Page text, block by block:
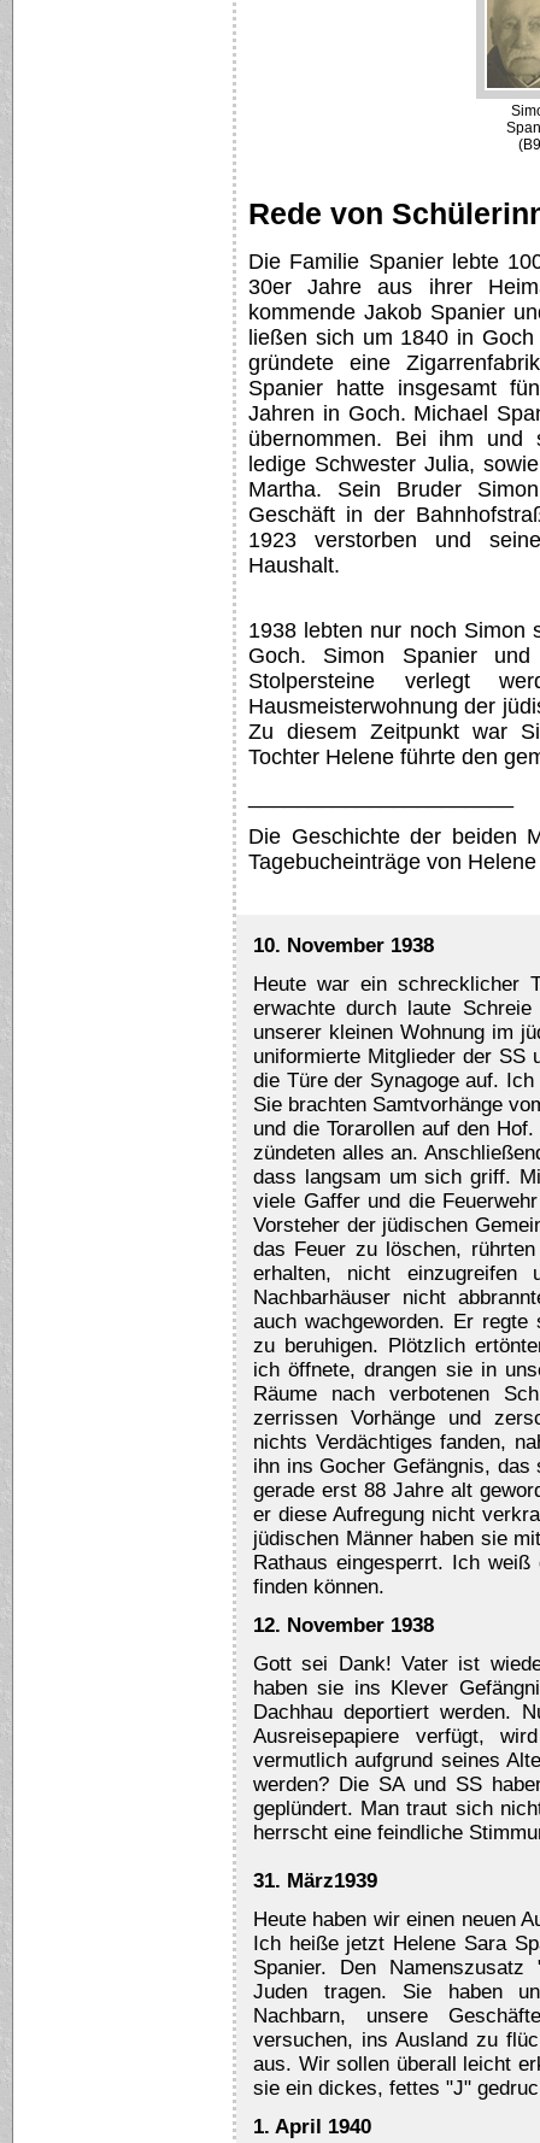
Rede von
Die Familie Spanier lebte
30er Jahre aus ihrer
kommende Jakob Spanier
ließen sich um 1840 in
gründete eine
Spanier hatte insgesamt
Jahren in Goch. Michael
übernommen. Bei ihm und
ledige Schwester Julia,
Martha. Sein Bruder
Geschäft in der
1923 verstorben und
Haushalt.
1938 lebten nur noch Simon
Goch. Simon Spanier
Stolpersteine verlegt
Hausmeisterwohnung der
Zu diesem Zeitpunkt war
Tochter Helene führte den
Die Geschichte der beiden
Tagebucheinträge von
10. November 1938
Heute war ein schrecklicher
erwachte durch laute
unserer kleinen Wohnung im
uniformierte Mitglieder der SS
die Türe der Synagoge auf.
Sie brachten Samtvorhänge
und die Torarollen auf den
zündeten alles an.
dass langsam um sich griff.
viele Gaffer und die
Vorsteher der jüdischen
das Feuer zu löschen,
erhalten, nicht
Nachbarhäuser nicht
auch wachgeworden. Er
zu beruhigen. Plötzlich
ich öffnete, drangen sie in
Räume nach verbotenen
zerrissen Vorhänge und
nichts Verdächtiges fanden,
ihn ins Gocher Gefängnis,
gerade erst 88 Jahre alt
er diese Aufregung nicht
jüdischen Männer haben sie
Rathaus eingesperrt. Ich
finden können.
12. November 1938
Gott sei Dank! Vater ist
haben sie ins Klever
Dachhau deportiert werden.
Ausreisepapiere verfügt,
vermutlich aufgrund seines
werden? Die SA und SS
geplündert. Man traut sich
herrscht eine feindliche
31. März1939
Heute haben wir einen neuen
Ich heiße jetzt Helene Sara
Spanier. Den
Juden tragen. Sie haben
Nachbarn, unsere
versuchen, ins Ausland zu
aus. Wir sollen überall leicht
sie ein dickes, fettes "J"
1. April 1940